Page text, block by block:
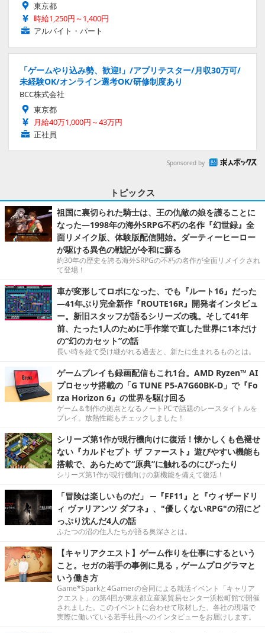
東京都
時給1,250円～1,400円
アルバイト・パート
「ゲームやり込み勢、歓迎!」/アプリテスター/月収30万可/
未経験OK/オンライン選考OK/研修制度あり
BCC株式会社
東京都
月給40万1,000円～43万円
正社員
Sponsored by
トピックス
祖国に裏切られた騎士は、王の仇敵の娘を護ることに
なった―1998年の海外SRPG不朽の名作『幻世録』全
面リメイク版、体験版配信開始。ダーティーヒーロー
が駆ける異色の戦記が令和に蘇る
約30年の歴史を誇る海外SRPGの不朽の名作が全面リメイクされ
て登場！
車が変形してロボになった、でも『ルート16』だった
―41年ぶり完全新作『ROUTE16R』開発者インタビュ
ー。新旧スタッフが語るシリーズの魂。そして41年
前、たった1人のために手作業で直した世界に1本だけ
の“幻のカセット”の話
長い時を経て受け継がれる過去と、新たに生まれるものとは。
ゲームプレイも録画配信もこれ1台。AMD Ryzen™ AI
プロセッサ搭載の「G TUNE P5-A7G60BK-D」で『Fo
rza Horizon 6』の世界を駆け回る
ゲーム＆制作の拠点となるノートPCで話題のレースタイトルを
プレイ。放熱性能もチェックしました！
シリーズ第1作が現行機向けに復活！懐かしくも色褪せ
ない『カルドセプト ザ ファースト』遊びやすい機能も
搭載で、あらためて“原典”に触れるのにぴったり
シリーズ第1作が現行機向けの新機能を備えて復活！
「冒険は楽しいものだ」 ─『FF11』と『ウィザードリ
ィ ヴァリアンツ ダフネ』、"優しくないRPG"の沼にど
っぷり沈んだ4人の話
ふたつの沼の住人たちが語る奥深さとは。
【キャリアクエスト】ゲーム作りを仕事にするという
こと。セガの若手の事例に見る，ゲームプログラマと
いう働き方
Game*Sparkと4Gamerの合同による就活イベント「キャリア
クエスト」の第4回が東京都立産業貿易センター浜松町館で開催
されました。このイベントに合わせて取材した、各社の現場で
実際に働いている若手社員へのインタビューをお届けします。